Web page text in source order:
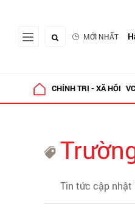
MỚI NHẤT
CHÍNH TRỊ - XÃ HỘI
Tin tức cập nhật